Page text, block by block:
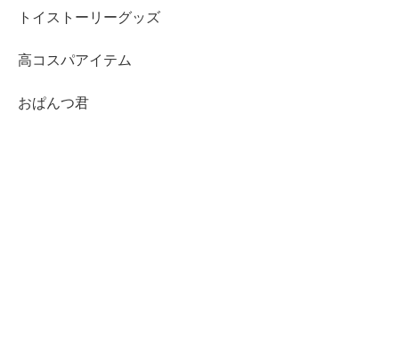
トイストーリーグッズ
高コスパアイテム
おぱんつ君